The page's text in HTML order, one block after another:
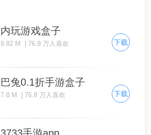
内玩游戏盒子
9.82 M | 76.8 万人喜欢 下载
巴兔0.1折手游盒子
7.8 M | 76.8 万人喜欢 下载